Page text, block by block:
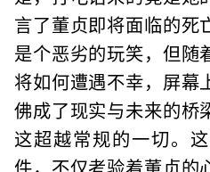
言了董贞即将面临的死
是个恶劣的玩笑，但随
将如何遭遇不幸，屏幕
佛成了现实与未来的桥
这超越常规的一切。